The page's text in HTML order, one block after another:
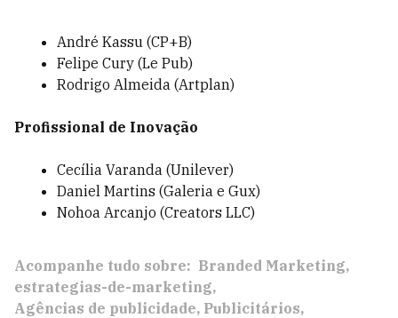
André Kassu (CP+B)
Felipe Cury (Le Pub)
Rodrigo Almeida (Artplan)
Profissional de Inovação
Cecília Varanda (Unilever)
Daniel Martins (Galeria e Gux)
Nohoa Arcanjo (Creators LLC)
Acompanhe tudo sobre: Branded Marketing
estrategias-de-marketing
Agências de publicidade Publicitários